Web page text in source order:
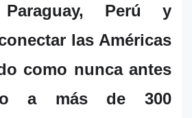
Paraguay, Perú y
las Américas
como nunca antes
a más de 300